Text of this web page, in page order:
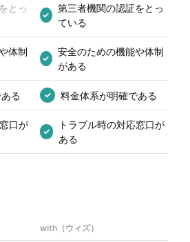
とっ
✓
第三者機関の認証をとっ
ている
体制
✓
安全のための機能や体制
がある
る ✓ 料金体系が明確である
口が
✓
トラブル時の対応窓口が
ある
with（ウィズ）